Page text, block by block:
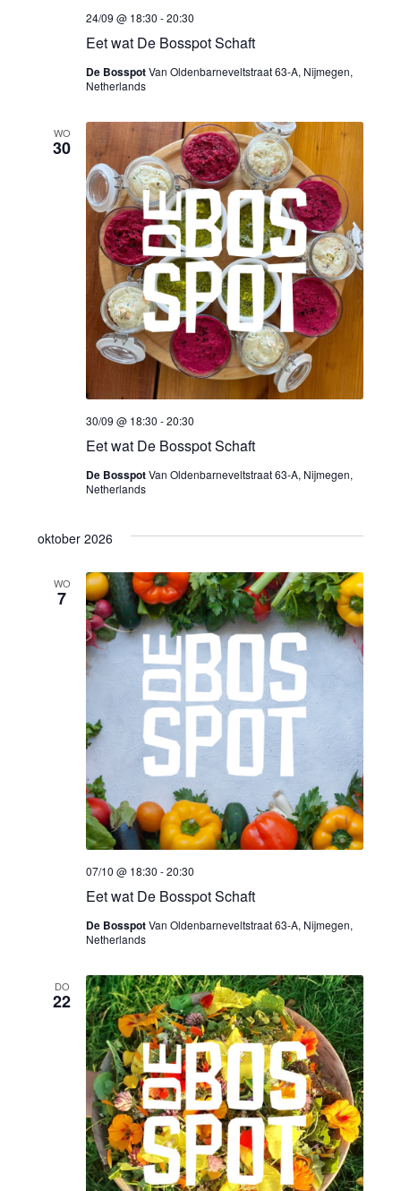
Eet wat De Bosspot Schaft
24/09 @ 18:30 -20:30
De BosspotVan Oldenbarneveltstraat 63-A, Nijmegen,
Netherlands
WO
30
Eet wat De Bosspot Schaft
30/09 @ 18:30 -20:30
De BosspotVan Oldenbarneveltstraat 63-A, Nijmegen,
Netherlands
oktober 2026
WO
7
Eet wat De Bosspot Schaft
07/10 @ 18:30 -20:30
De BosspotVan Oldenbarneveltstraat 63-A, Nijmegen,
Netherlands
DO
22